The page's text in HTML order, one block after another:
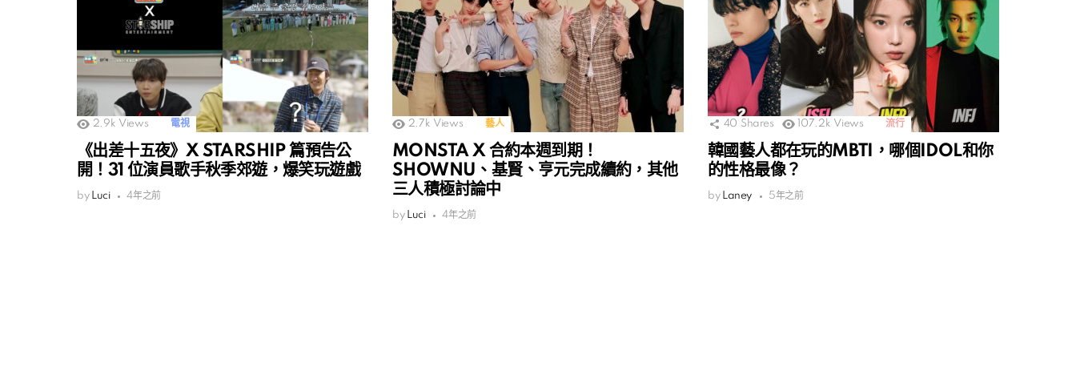
2.9k Views 電視
《出差十五夜》X STARSHIP 篇預告公
開！31 位演員歌手秋季郊遊，爆笑玩遊戲
by Luci 4年之前
2.7k Views 藝人
MONSTA X 合約本週到期！
SHOWNU、基賢、亨元完成續約，其他
三人積極討論中
by Luci 4年之前
40 Shares 107.2k Views 流行
韓國藝人都在玩的MBTI，哪個IDOL和你
的性格最像？
by Laney 5年之前